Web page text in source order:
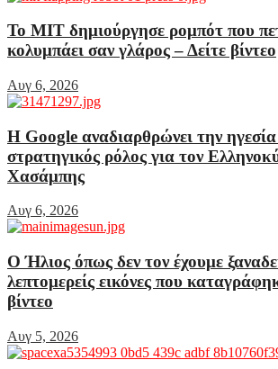
Το MIT δημιούργησε ρομπότ που
κολυμπάει σαν γλάρος – Δείτε βίντεο
Αυγ 6, 2026
Η Google αναδιαρθρώνει την
στρατηγικός ρόλος για τον
Χασάμπης
Αυγ 6, 2026
Ο Ήλιος όπως δεν τον έχουμε
λεπτομερείς εικόνες που
βίντεο
Αυγ 5, 2026